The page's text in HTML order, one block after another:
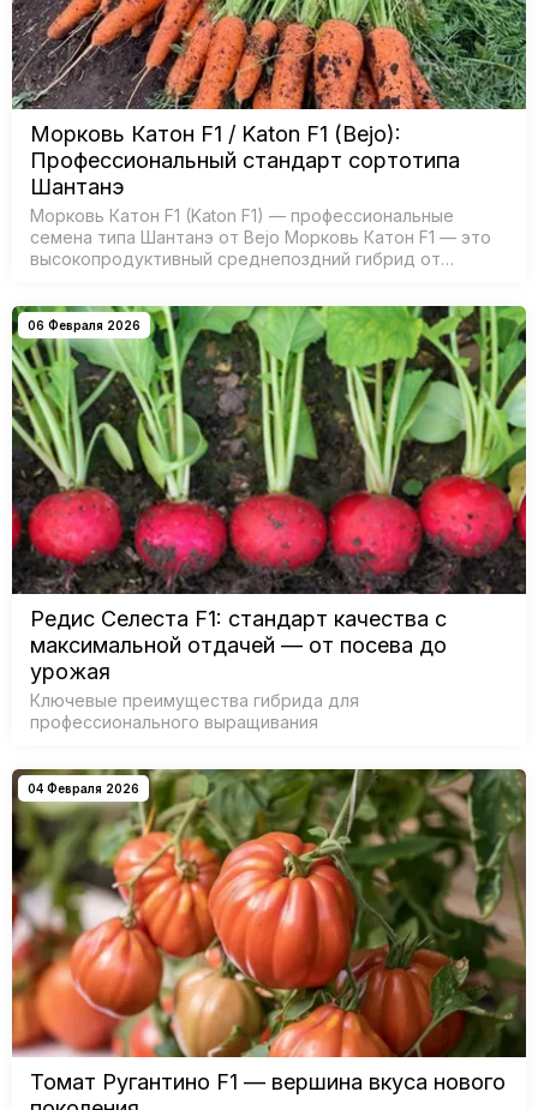
Морковь Катон F1 / Katon F1 (Bejo):
Профессиональный стандарт сортотипа
Шантанэ
Морковь Катон F1 (Katon F1) — профессиональные
семена типа Шантанэ от Bejo Морковь Катон F1 — это
высокопродуктивный среднепоздний гибрид от
разработанный для получения ста…
06 Февраля 2026
Редис Селеста F1: стандарт качества с
максимальной отдачей — от посева до
урожая
Ключевые преимущества гибрида для
профессионального выращивания
04 Февраля 2026
Томат Ругантино F1 — вершина вкуса нового